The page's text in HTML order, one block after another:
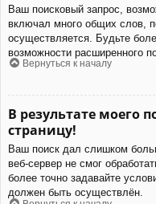
Ваш поисковый запрос,
включал много общих слов,
осуществляется. Будьте
возможности расширенного
Вернуться к началу
В результате моего
страницу!
Ваш поиск дал слишком
веб-сервер не смог
более точно задавайте
должен быть осуществлён.